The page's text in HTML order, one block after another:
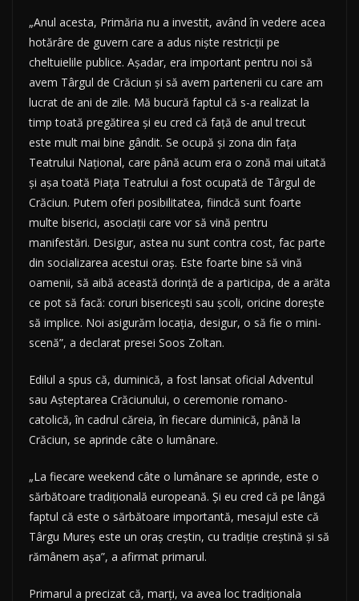
„Anul acesta, Primăria nu a investit, având în vedere acea
hotărâre de guvern care a adus nişte restricţii pe
cheltuielile publice. Aşadar, era important pentru noi să
avem Târgul de Crăciun şi să avem partenerii cu care am
lucrat de ani de zile. Mă bucură faptul că s-a realizat la
timp toată pregătirea şi eu cred că faţă de anul trecut
este mult mai bine gândit. Se ocupă şi zona din faţa
Teatrului Naţional, care până acum era o zonă mai uitată
şi aşa toată Piaţa Teatrului a fost ocupată de Târgul de
Crăciun. Putem oferi posibilitatea, fiindcă sunt foarte
multe biserici, asociaţii care vor să vină pentru
manifestări. Desigur, astea nu sunt contra cost, fac parte
din socializarea acestui oraş. Este foarte bine să vină
oamenii, să aibă această dorinţă de a participa, de a arăta
ce pot să facă: coruri bisericeşti sau şcoli, oricine doreşte
să implice. Noi asigurăm locaţia, desigur, o să fie o mini-
scenă”, a declarat presei Soos Zoltan.
Edilul a spus că, duminică, a fost lansat oficial Adventul
sau Aşteptarea Crăciunului, o ceremonie romano-
catolică, în cadrul căreia, în fiecare duminică, până la
Crăciun, se aprinde câte o lumânare.
„La fiecare weekend câte o lumânare se aprinde, este o
sărbătoare tradiţională europeană. Şi eu cred că pe lângă
faptul că este o sărbătoare importantă, mesajul este că
Târgu Mureş este un oraş creştin, cu tradiţie creştină şi să
rămânem aşa”, a afirmat primarul.
Primarul a precizat că, marţi, va avea loc tradiţionala